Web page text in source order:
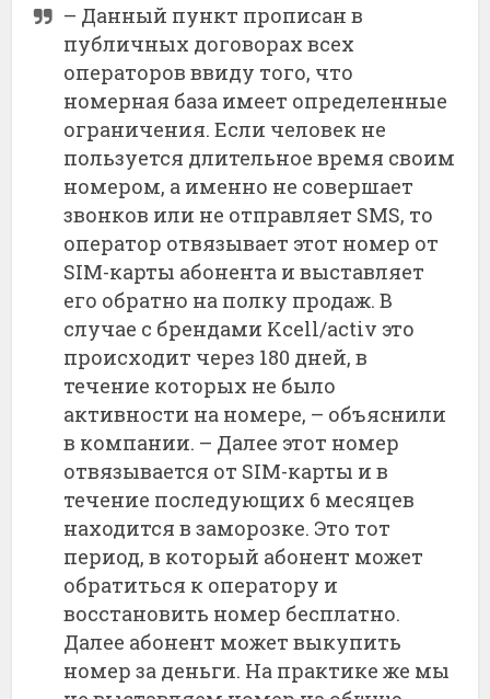
– Данный пункт прописан в
публичных договорах всех
операторов ввиду того, что
номерная база имеет определенные
ограничения. Если человек не
пользуется длительное время своим
номером, а именно не совершает
звонков или не отправляет SMS, то
оператор отвязывает этот номер от
SIM-карты абонента и выставляет
его обратно на полку продаж. В
случае с брендами Kcell/activ это
происходит через 180 дней, в
течение которых не было
активности на номере, – объяснили
в компании. – Далее этот номер
отвязывается от SIM-карты и в
течение последующих 6 месяцев
находится в заморозке. Это тот
период, в который абонент может
обратиться к оператору и
восстановить номер бесплатно.
Далее абонент может выкупить
номер за деньги. На практике же мы